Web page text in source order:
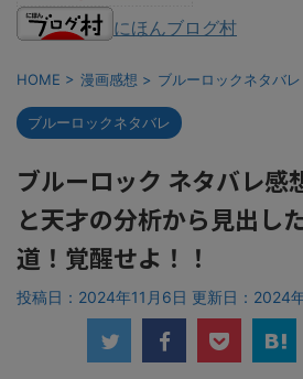
にほんブログ村
HOME > 漫画感想 > ブルーロックネタバレ
ブルーロックネタバレ
ブルーロック ネタバレ感
と天才の分析から見出し
道！覚醒せよ！！
投稿日：2024年11月6日 更新日： 2024